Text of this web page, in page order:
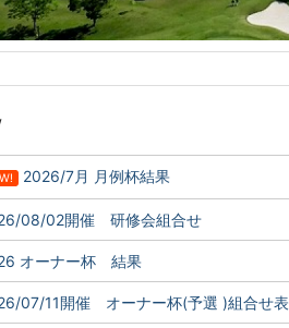
2026/7月 月例杯結果
08/02開催 研修会組合せ
オーナー杯 結果
07/11開催 オーナー杯(予選 )組合せ表